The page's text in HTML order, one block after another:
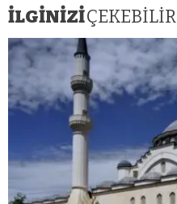
İLGİNİZİÇEKEBİLİR